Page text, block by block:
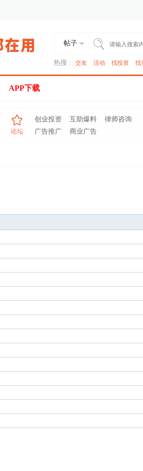
帖子
热搜 : 交友 活动 找投资 找
APP下载
论坛
创业投资 互助爆料
律师咨询
广告推广
商业广告